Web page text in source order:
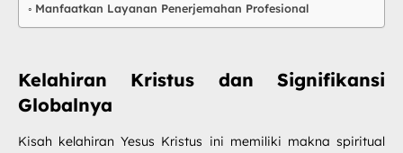
Manfaatkan Layanan Penerjemahan Profesional
Kelahiran Kristus dan Signifikansi
Globalnya
Kisah kelahiran Yesus Kristus ini memiliki makna spiritual